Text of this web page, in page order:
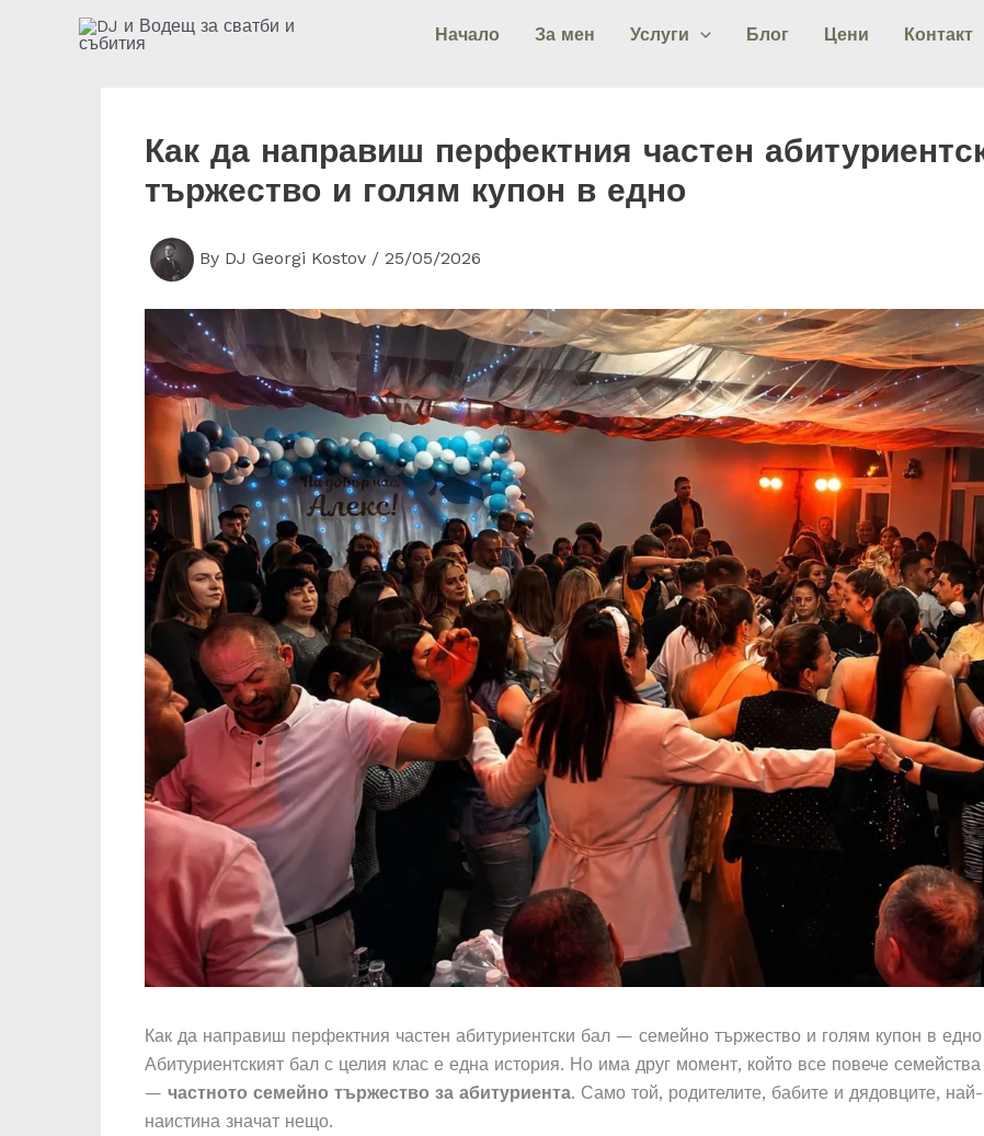
Начало За мен Услуги Блог Цени Контакт
Как да направиш перфектния частен
тържество и голям купон в едно
By DJ Georgi Kostov / 25/05/2026
Как да направиш перфектния частен абитуриентски бал — семейно тържество и голям купон в едно
Абитуриентският бал с целия клас е една история. Но има друг момент, който все повече
— частното семейно тържество за абитуриента. Само той, родителите, бабите и дядовците,
наистина значат нещо.